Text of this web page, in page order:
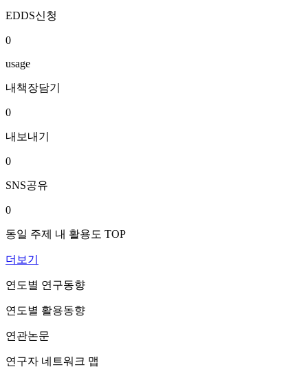
EDDS신청
0
usage
내책장담기
0
내보내기
0
SNS공유
0
동일 주제 내 활용도 TOP
더보기
연도별 연구동향
연도별 활용동향
연관논문
연구자 네트워크 맵